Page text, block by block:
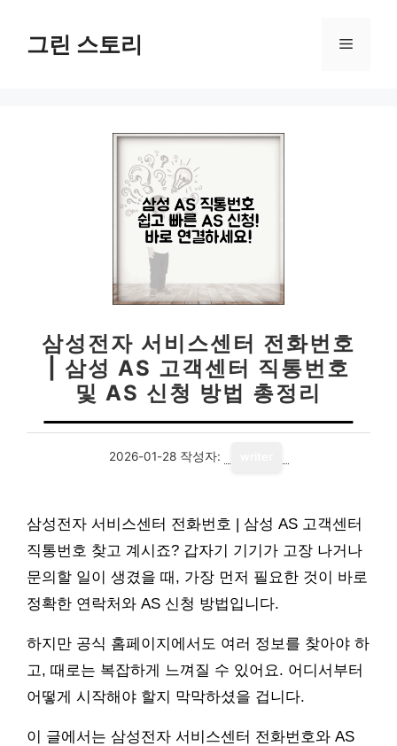
그린 스토리 메
삼성전자 서비스센터 전화번호
| 삼성 AS 고객센터 직통번호
및 AS 신청 방법 총정리
2026-01-28 작성자:
삼성전자 서비스센터 전화번호 | 삼성 AS 고객센터
직통번호 찾고 계시죠? 갑자기 기기가 고장 나거나
문의할 일이 생겼을 때, 가장 먼저 필요한 것이 바로
정확한 연락처와 AS 신청 방법입니다.
하지만 공식 홈페이지에서도 여러 정보를 찾아야 하
고, 때로는 복잡하게 느껴질 수 있어요. 어디서부터
어떻게 시작해야 할지 막막하셨을 겁니다.
이 글에서는 삼성전자 서비스센터 전화번호와 AS